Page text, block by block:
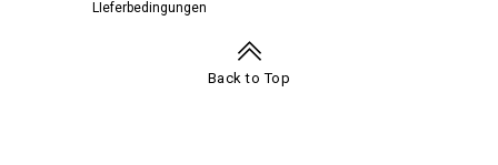
FooterLIeferbedingungen
Back to Top